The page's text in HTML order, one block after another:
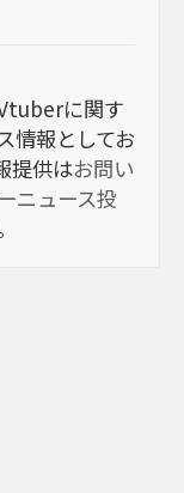
に関す
情報としてお
提供はお問い
ニュース投